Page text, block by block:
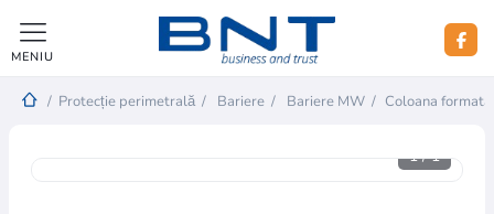
MENIU
/ Protecție perimetrală / Bariere / Bariere MW / Coloana
1/1